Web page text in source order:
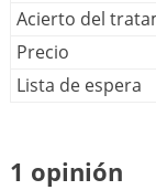
Acierto del
Precio
Lista de espera
1 opinión